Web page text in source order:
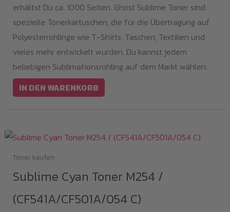
erhältst Du ca. 1000 Seiten. Ghost Sublime Toner sind
spezielle Tonerkartuschen, die für die Übertragung auf
Polyesterrohlinge wie T-Shirts, Taschen, Textilien und
vieles mehr entwickelt wurden. Du kannst jedem
beliebigen Sublimationsrohling auf dem Markt wählen.
IN DEN WARENKORB
Toner kaufen
Sublime Cyan Toner M254 /
(CF541A/CF501A/054 C)